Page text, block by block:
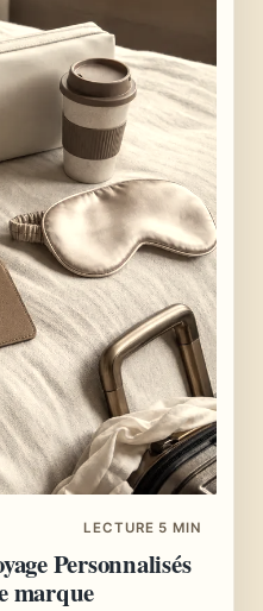
LECTURE 5 MIN
Personnalisés
marque